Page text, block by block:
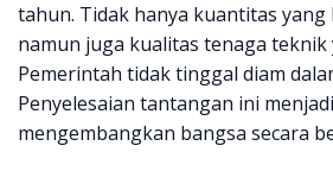
tahun. Tidak hanya kuantitas
namun juga kualitas tenaga
Pemerintah tidak tinggal diam
Penyelesaian tantangan ini
mengembangkan bangsa secara